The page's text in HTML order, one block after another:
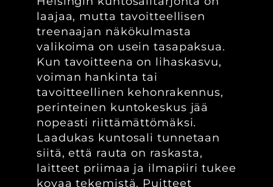
laajaa, mutta tavoitteellisen
treenaajan näkökulmasta
valikoima on usein tasapaksua.
Kun tavoitteena on lihaskasvu,
voiman hankinta tai
tavoitteellinen kehonrakennus,
perinteinen kuntokeskus jää
nopeasti riittämättömäksi.
Laadukas kuntosali tunnetaan
siitä, että rauta on raskasta,
laitteet priimaa ja ilmapiiri tukee
kovaa tekemistä. Puitteet